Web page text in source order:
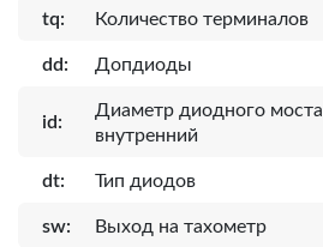
tq: Количество терминалов
dd: Допдиоды
id:
Диаметр диодного моста
внутренний
dt: Тип диодов
sw: Выход на тахометр